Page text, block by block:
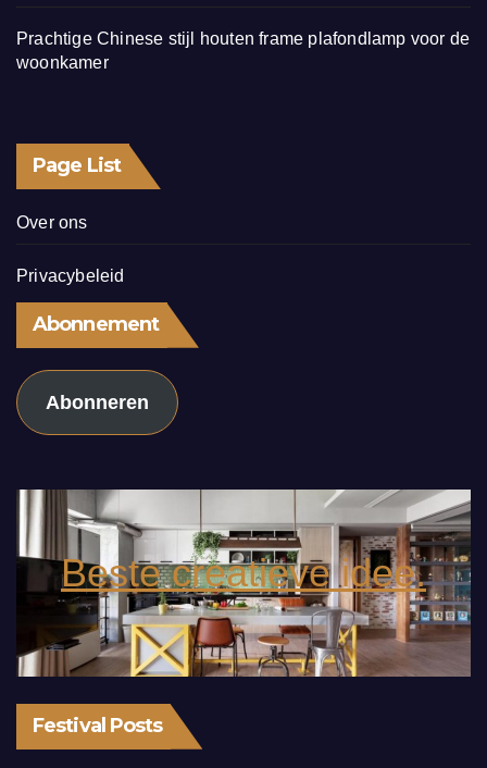
Prachtige Chinese stijl houten frame plafondlamp voor de
woonkamer
Page List
Over ons
Privacybeleid
Abonnement
Abonneren
Beste creatieve idee.
Festival Posts